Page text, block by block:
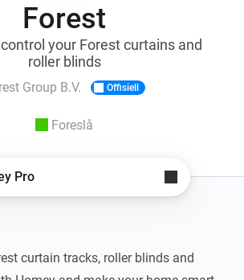
Forest
your Forest curtains and
roller blinds
Group B.V. Offisiell
Foreslå
Pro
curtain tracks, roller blinds and